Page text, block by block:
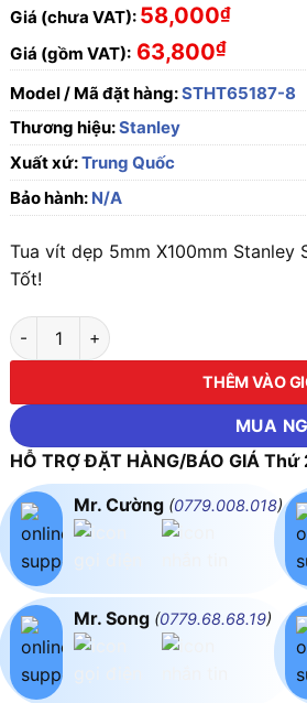
Giá (chưa VAT): 58,000₫
Giá (gồm VAT): 63,800₫
Model / Mã đặt hàng:STHT65187-8
Thương hiệu:Stanley
Xuất xứ:Trung Quốc
Bảo hành: N/A
Tua vít dẹp 5mm X100mm Stanley
Tốt!
Tua vít dẹp 5mm X100mm Stanley
THÊM VÀO
MUA
HỖ TRỢ ĐẶT HÀNG/BÁO GIÁ
Mr. Cường (0779.008.018)
Mr. Song (0779.68.68.19)